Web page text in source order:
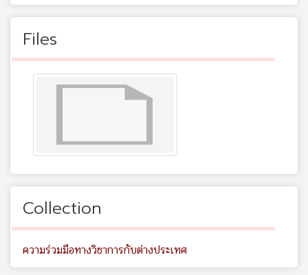
Files
Collection
ความร่วมมือทางวิชาการกับต่างประเทศ